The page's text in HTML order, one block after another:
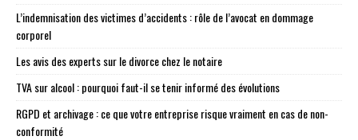
L’indemnisation des victimes d’accidents : rôle de l’avocat en dommage
corporel
Les avis des experts sur le divorce chez le notaire
TVA sur alcool : pourquoi faut-il se tenir informé des évolutions
RGPD et archivage : ce que votre entreprise risque vraiment en cas de non-
conformité